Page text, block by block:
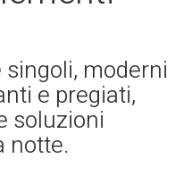
moderni
e pregiati,
soluzioni
notte.